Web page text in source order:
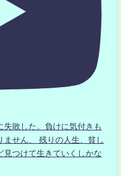
敗した。負けに気付きも
ません、 残りの人生、貧し
見つけて生きていくしかな